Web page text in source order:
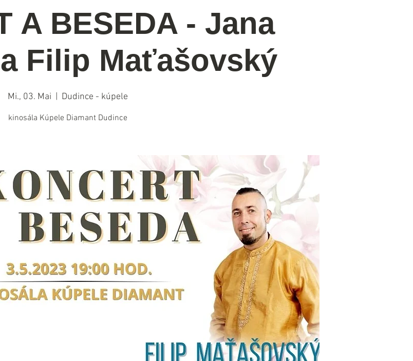
A BESEDA - Jana
Filip Maťašovský
Mi., 03. Mai Dudince - kúpele
kinosála Kúpele Diamant Dudince